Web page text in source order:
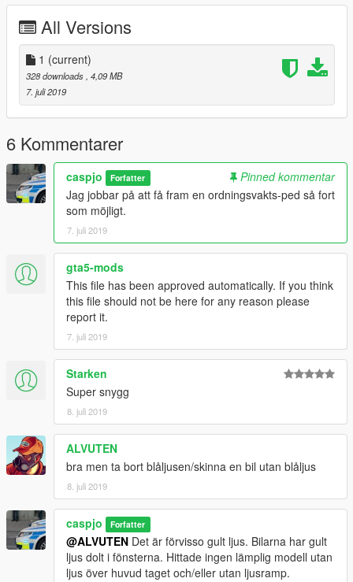
All Versions
1 (current)
328 downloads , 4,09 MB
7. juli 2019
6 Kommentarer
caspjo Forfatter
Pinned kommentar
Jag jobbar på att få fram en ordningsvakts-ped så fort
som möjligt.
7. juli 2019
gta5-mods
This file has been approved automatically. If you think
this file should not be here for any reason please
report it.
7. juli 2019
Starken
Super snygg
8. juli 2019
ALVUTEN
bra men ta bort blåljusen/skinna en bil utan blåljus
8. juli 2019
caspjo Forfatter
@ALVUTEN Det är förvisso gult ljus. Bilarna har gult
ljus dolt i fönsterna. Hittade ingen lämplig modell utan
ljus över huvud taget och/eller utan ljusramp.